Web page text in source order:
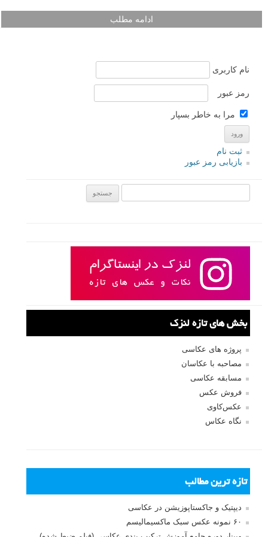
ادامه مطلب
نام کاربری
رمز عبور
مرا به خاطر بسپار
ثبت نام
بازیابی رمز عبور
بخش های تازه لنزک
پروژه های عکاسی
مصاحبه با عکاسان
مسابقه عکاسی
فروش عکس
عکس‌کاوی
نگاه عکاس
تازه ترین مطالب
دیپتیک و جاکستا‌پوزیشن در عکاسی
۶۰ نمونه عکس سبک ماکسیمالیسم